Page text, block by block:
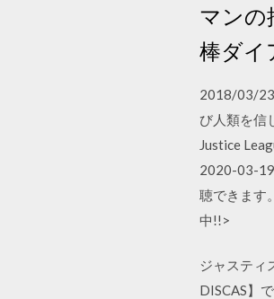
マンの
棒ダイ
2018/03/23
び人類を信
Justice
2020-03-
聴できます
中!!>
ジャスティ
DISCAS】